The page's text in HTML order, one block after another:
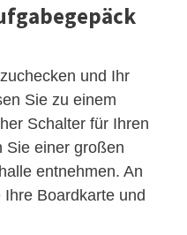
und Ihr
Sie zu einem
Schalter für Ihren
Sie einer großen
entnehmen. An
Boardkarte und